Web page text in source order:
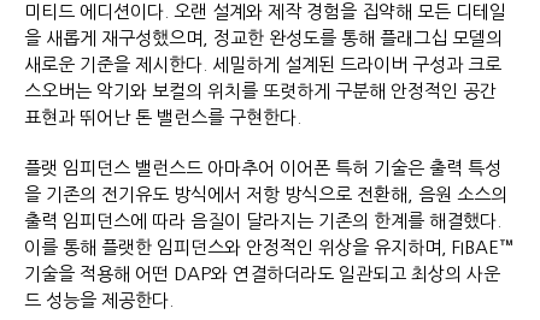
미티드 에디션이다. 오랜 설계와 제작 경험을 집약해 모든 디테일
을 새롭게 재구성했으며, 정교한 완성도를 통해 플래그십 모델의
새로운 기준을 제시한다. 세밀하게 설계된 드라이버 구성과 크로
스오버는 악기와 보컬의 위치를 또렷하게 구분해 안정적인 공간
표현과 뛰어난 톤 밸런스를 구현한다.
플랫 임피던스 밸런스드 아마추어 이어폰 특허 기술은 출력 특성
을 기존의 전기유도 방식에서 저항 방식으로 전환해, 음원 소스의
출력 임피던스에 따라 음질이 달라지는 기존의 한계를 해결했다.
이를 통해 플랫한 임피던스와 안정적인 위상을 유지하며, FIBAE™
기술을 적용해 어떤 DAP와 연결하더라도 일관되고 최상의 사운
드 성능을 제공한다.